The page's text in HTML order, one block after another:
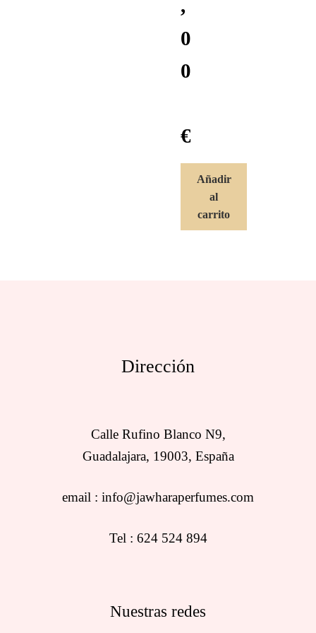
,
0
0
€
Añadir
al
carrito
Dirección
Calle Rufino Blanco N9,
Guadalajara, 19003, España
email : info@jawharaperfumes.com
Tel : 624 524 894
Nuestras redes